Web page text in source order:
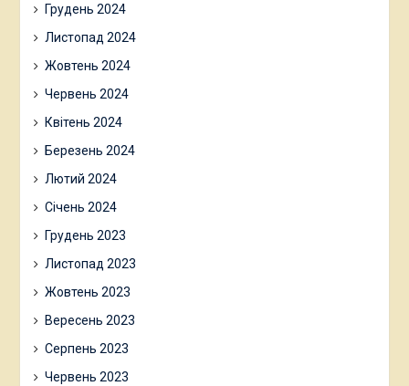
Грудень 2024
Листопад 2024
Жовтень 2024
Червень 2024
Квітень 2024
Березень 2024
Лютий 2024
Січень 2024
Грудень 2023
Листопад 2023
Жовтень 2023
Вересень 2023
Серпень 2023
Червень 2023